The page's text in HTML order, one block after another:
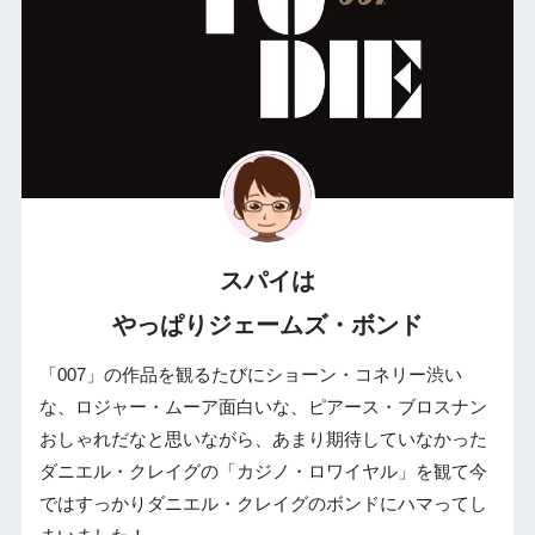
スパイは
やっぱりジェームズ・ボンド
「007」の作品を観るたびにショーン・コネリー渋い
な、ロジャー・ムーア面白いな、ピアース・ブロスナン
おしゃれだなと思いながら、あまり期待していなかった
ダニエル・クレイグの「カジノ・ロワイヤル」を観て今
ではすっかりダニエル・クレイグのボンドにハマってし